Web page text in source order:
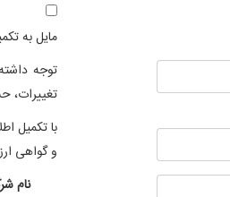
مایل به
توجه
تغییرات،
با تکمیل
و گواهی
نام